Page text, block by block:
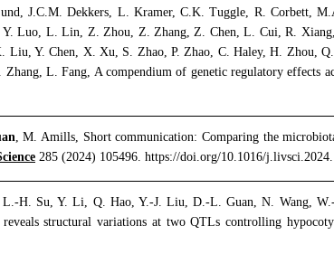
J.C.M. Dekkers, L. Kramer, C.K. Tuggle, R. Corbett,
Luo, L. Lin, Z. Zhou, Z. Zhang, Z. Chen, L. Cui, R.
Liu, Y. Chen, X. Xu, S. Zhao, P. Zhao, C. Haley, H. Zhou,
L. Fang, A compendium of genetic regulatory effects
, M. Amills, Short communication: Comparing the
285 (2024) 105496. https://doi.org/10.1016/
H. Su, Y. Li, Q. Hao, Y.-J. Liu, D.-L. Guan, N. Wang,
reveals structural variations at two QTLs controlling